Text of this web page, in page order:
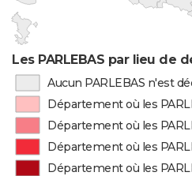
Les PARLEBAS par lieu de
Aucun PARLEBAS n'est
Département où les
Département où les
Département où les
Département où les